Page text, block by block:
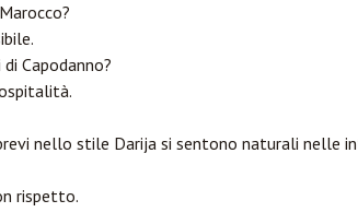
Capodanno?
nello stile Darija si sentono naturali nelle
rispetto.